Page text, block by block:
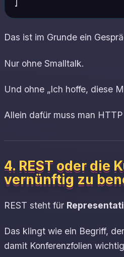
Das ist im Grunde ein
Nur ohne Smalltalk.
Und ohne „Ich hoffe, diese
Allein dafür muss man
4. REST oder die
vernünftig zu
REST steht für
Das klingt wie ein Begriff,
damit Konferenzfolien